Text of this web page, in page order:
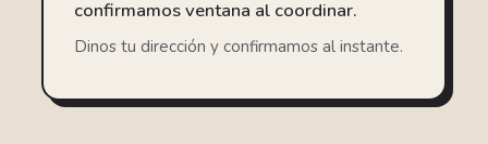
confirmamos ventana al coordinar.
Dinos tu dirección y confirmamos al instante.